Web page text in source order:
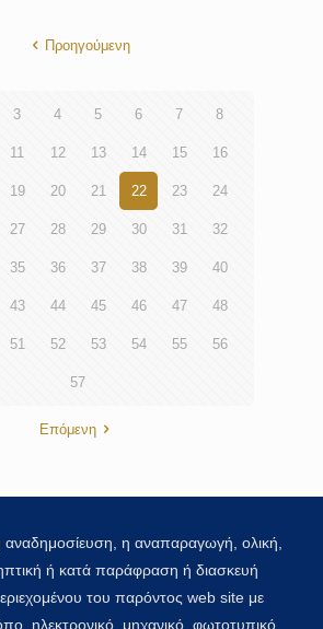
Προηγούμενη
3 4 5 6 7 8
11 12 13 14 15 16
19 20 21 22 23 24
27 28 29 30 31 32
35 36 37 38 39 40
43 44 45 46 47 48
51 52 53 54 55 56
57
Επόμενη
η αναπαραγωγή, ολική,
ή κατά παράφραση ή διασκευή
του παρόντος web site με
ηλεκτρονικό, μηχανικό, φωτοτυπικό,